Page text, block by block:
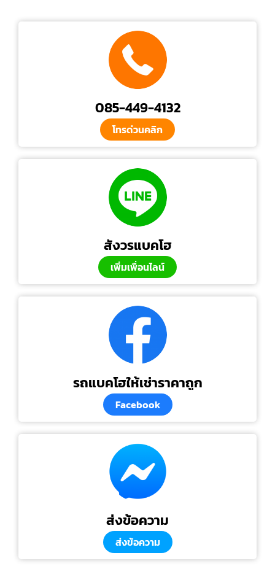
085-449-4132
โทรด่วนคลิก
สังวรแบคโฮ
เพิ่มเพื่อนไลน์
รถแบคโฮให้เช่าราคาถูก
Facebook
ส่งข้อความ
ส่งข้อความ